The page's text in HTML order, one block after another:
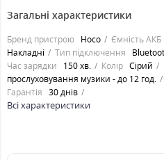
519 грн.
Загальні характеристики
Бренд пристрою Hoco Ємність АКБ
Накладні
Тип підключення
Час зарядки
150 хв. Колір Сірий
прослуховування музики - до 12 год.
Гарантія 30 днів
Всі характеристики